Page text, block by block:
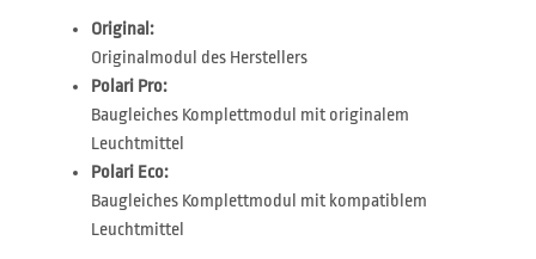
Original:
Originalmodul des Herstellers
Polari Pro:
Baugleiches Komplettmodul mit originalem
Leuchtmittel
Polari Eco:
Baugleiches Komplettmodul mit kompatiblem
Leuchtmittel